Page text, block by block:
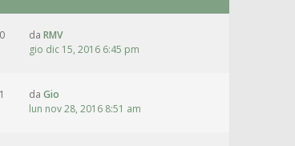
da RMV
gio dic 15, 2016 6:45 pm
da Gio
lun nov 28, 2016 8:51 am